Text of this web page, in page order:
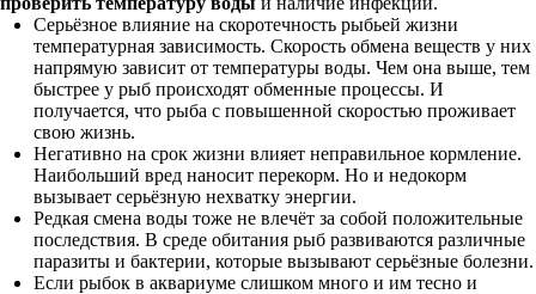
Серьёзное влияние на скоротечность рыбьей жизни
температурная зависимость. Скорость обмена веществ у них
напрямую зависит от температуры воды. Чем она выше, тем
быстрее у рыб происходят обменные процессы. И
получается, что рыба с повышенной скоростью проживает
свою жизнь.
Негативно на срок жизни влияет неправильное кормление.
Наибольший вред наносит перекорм. Но и недокорм
вызывает серьёзную нехватку энергии.
Редкая смена воды тоже не влечёт за собой положительные
последствия. В среде обитания рыб развиваются различные
паразиты и бактерии, которые вызывают серьёзные болезни.
Если рыбок в аквариуме слишком много и им тесно и